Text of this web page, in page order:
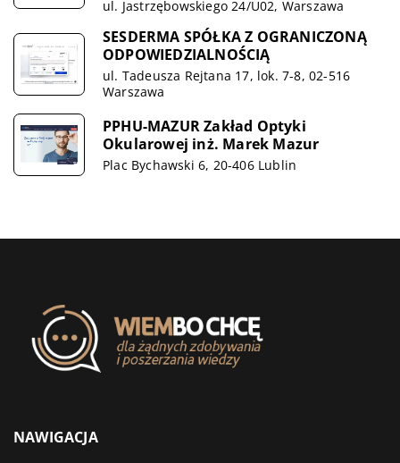
ul. Jastrzębowskiego 24/U02, Warszawa
SESDERMA SPÓŁKA Z OGRANICZONĄ
ODPOWIEDZIALNOŚCIĄ
ul. Tadeusza Rejtana 17, lok. 7-8, 02-516
Warszawa
PPHU-MAZUR Zakład Optyki
Okularowej inż. Marek Mazur
Plac Bychawski 6, 20-406 Lublin
NAWIGACJA